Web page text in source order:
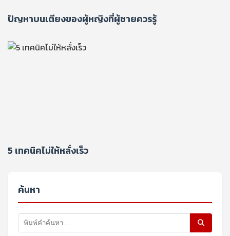
ปัญหาบนเตียงของผู้หญิงที่ผู้ชายควรรู้
5 เทคนิคไม่ให้หลั่งเร็ว
ค้นหา